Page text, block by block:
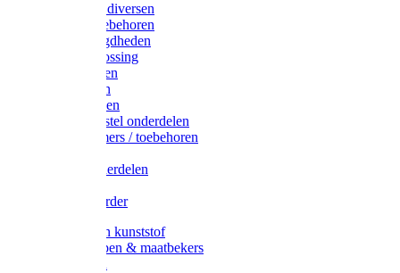
Koe / Stier diversen
Melkers toebehoren
Stalbenodigdheden
Kalververlossing
Stierenringen
Onthoornen
Kalverflessen
Koerugborstel onderdelen
Kalveremmers / toebehoren
Koelift onderdelen
Uieronthaarder
Voerbakken kunststof
Voerscheppen & maatbekers